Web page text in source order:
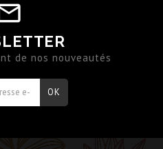
de nos nouveautés